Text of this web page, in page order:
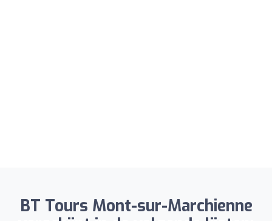
BT Tours Mont-sur-Marchienne